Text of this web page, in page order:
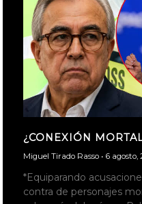
¿CONEXIÓN
Miguel Tirado Rasso 6 agosto,
*Equiparando
contra de personajes